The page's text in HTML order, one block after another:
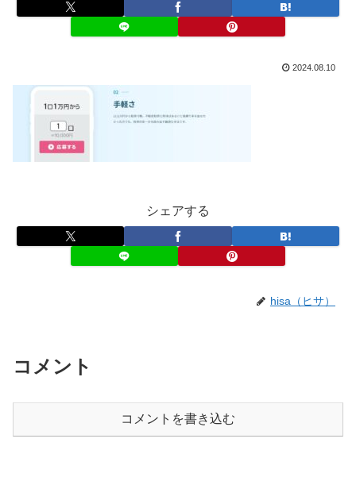
2024.08.10
シェアする
hisa（ヒサ）
コメント
コメントを書き込む